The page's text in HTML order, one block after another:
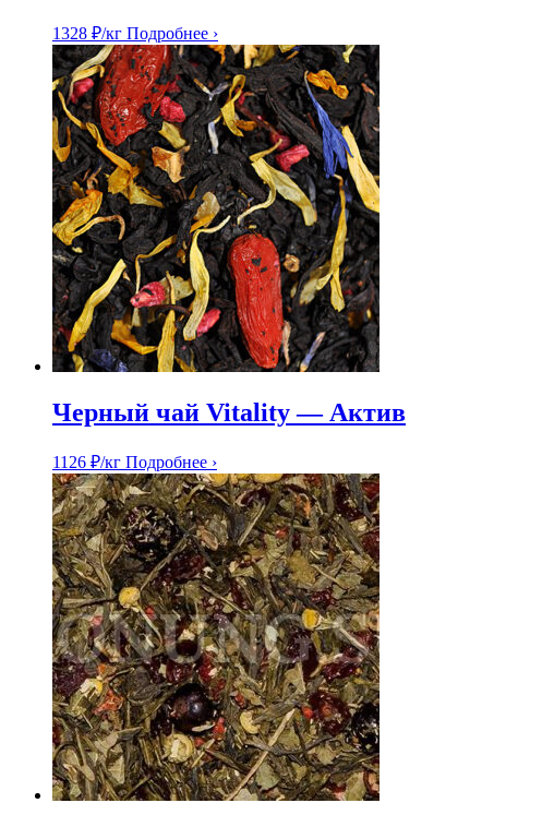
1328 ₽/кг Подробнее ›
Черный чай Vitality — Актив
1126 ₽/кг Подробнее ›